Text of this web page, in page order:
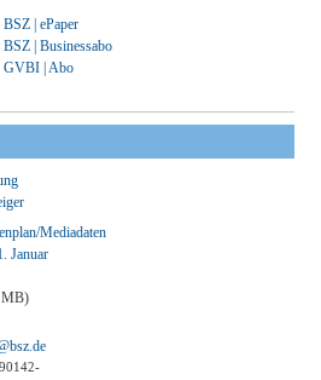
BSZ | ePaper
BSZ | Businessabo
GVBI | Abo
Mediadaten
Januar
MB)